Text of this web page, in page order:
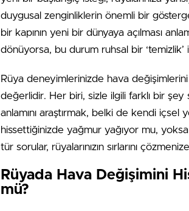
duygusal zenginliklerin önemli bir
bir kapının yeni bir dünyaya açılması
dönüyorsa, bu durum ruhsal bir ‘temizlik’
Rüya deneyimlerinizde hava
değerlidir. Her biri, sizle ilgili farklı bir şey
anlamını araştırmak, belki de kendi içsel
hissettiğinizde yağmur yağıyor mu,
tür sorular, rüyalarınızın sırlarını
Rüyada Hava Değişimini
mü?